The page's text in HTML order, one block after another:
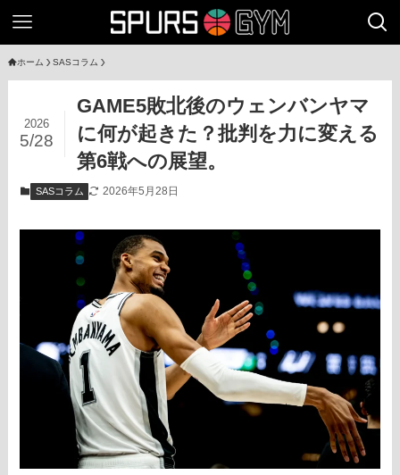
ホーム SASコラム
GAME5敗北後のウェンバンヤマ
に何が起きた？批判を力に変える
第6戦への展望。
2026
5/28
SASコラム 2026年5月28日